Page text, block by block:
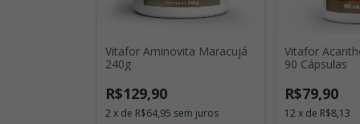
Vitafor Aminovita Maracujá
240g
R$129,90
2 x de R$64,95 sem juros
Vitafor
90 Cápsulas
R$79,90
12 x de R$8,13